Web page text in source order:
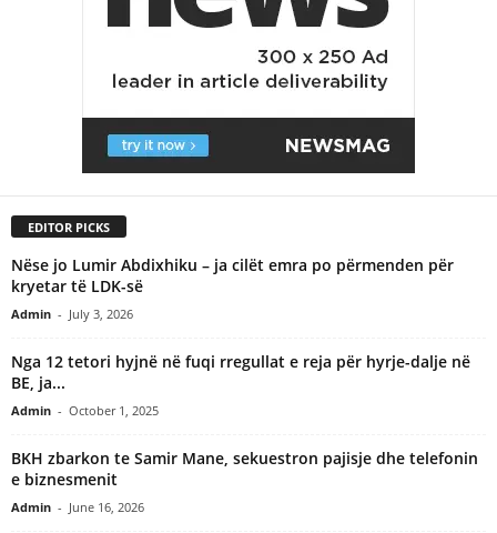
EDITOR PICKS
Nëse jo Lumir Abdixhiku – ja cilët emra po përmenden për
kryetar të LDK-së
Admin - July 3, 2026
Nga 12 tetori hyjnë në fuqi rregullat e reja për hyrje-dalje në
BE, ja...
Admin - October 1, 2025
BKH zbarkon te Samir Mane, sekuestron pajisje dhe telefonin
e biznesmenit
Admin - June 16, 2026